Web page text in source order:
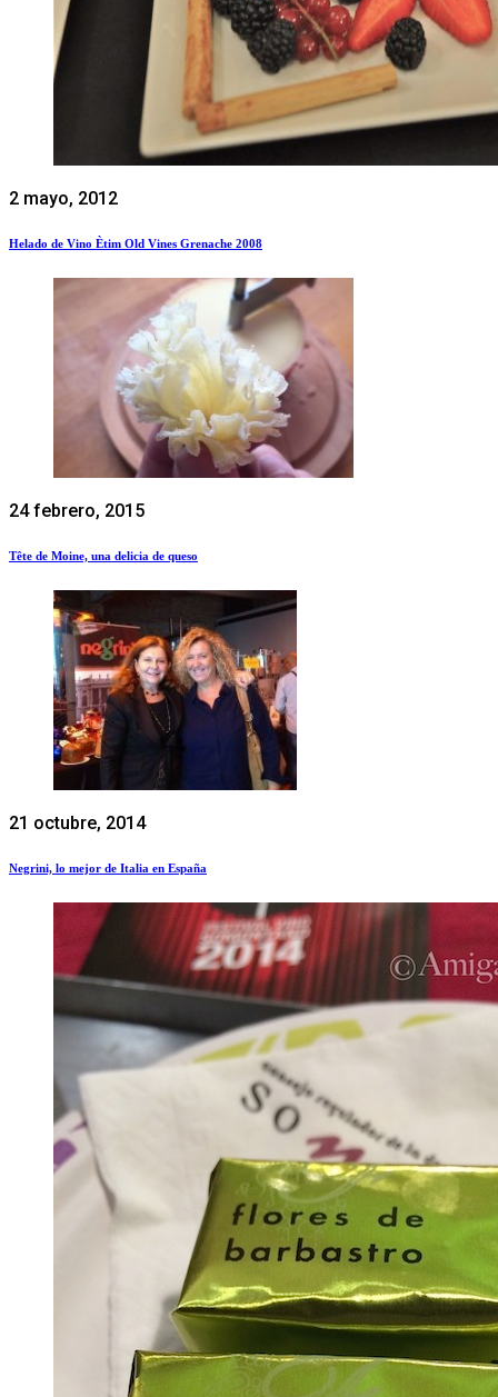
2 mayo, 2012
Helado de Vino Ètim Old Vines Grenache 2008
24 febrero, 2015
Tête de Moine, una delicia de queso
21 octubre, 2014
Negrini, lo mejor de Italia en España